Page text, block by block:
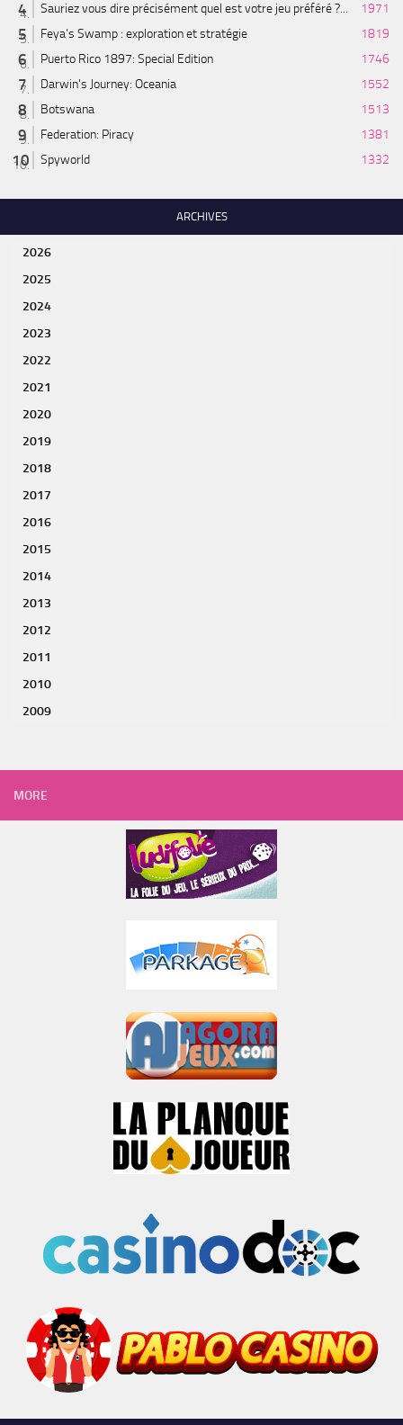
Sauriez vous dire précisément quel est votre jeu préféré ?...
1971
Feya’s Swamp : exploration et stratégie
1819
Puerto Rico 1897: Special Edition
1746
Darwin's Journey: Oceania
1552
Botswana
1513
Federation: Piracy
1381
Spyworld
1332
ARCHIVES
2026
2025
2024
2023
2022
2021
2020
2019
2018
2017
2016
2015
2014
2013
2012
2011
2010
2009
MORE